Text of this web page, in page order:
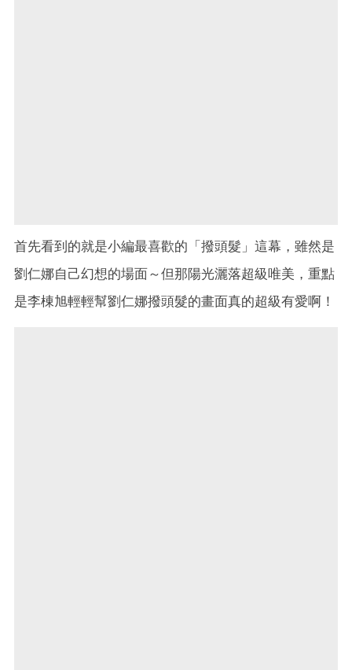
首先看到的就是小編最喜歡的「撥頭髮」這幕，雖然是
劉仁娜自己幻想的場面～但那陽光灑落超級唯美，重點
是李棟旭輕輕幫劉仁娜撥頭髮的畫面真的超級有愛啊！